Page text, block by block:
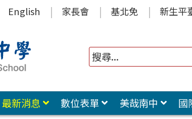
English 家長會 基北免 新生平
最新消息 數位表單 美哉南中 國